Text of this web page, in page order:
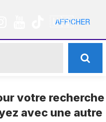
🇺🇸 Nav
votre recherche
avec une autre
AFFICHER